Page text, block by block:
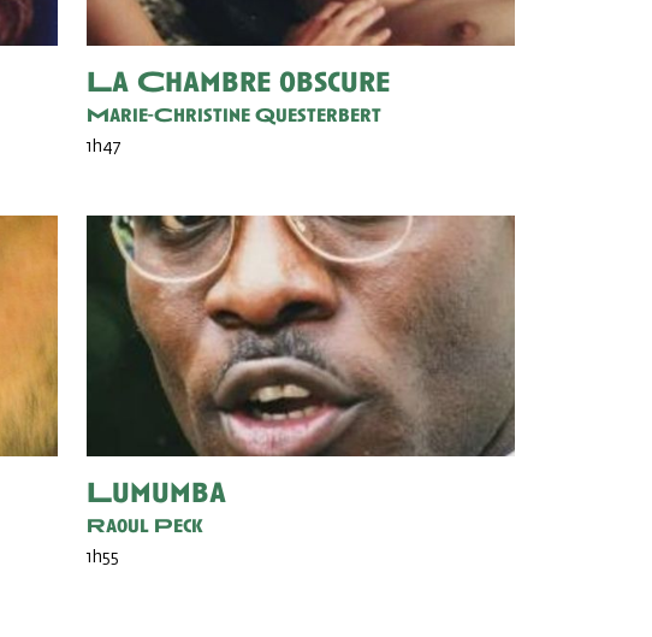
La Chambre obscure
Marie-Christine Questerbert
1h47
Lumumba
Raoul Peck
1h55